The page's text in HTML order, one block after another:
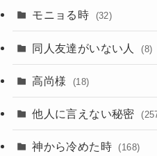
モニョる時 (32)
同人友達がいない人 (8)
高尚様 (18)
他人に言えない秘密
神から冷めた時 (168)